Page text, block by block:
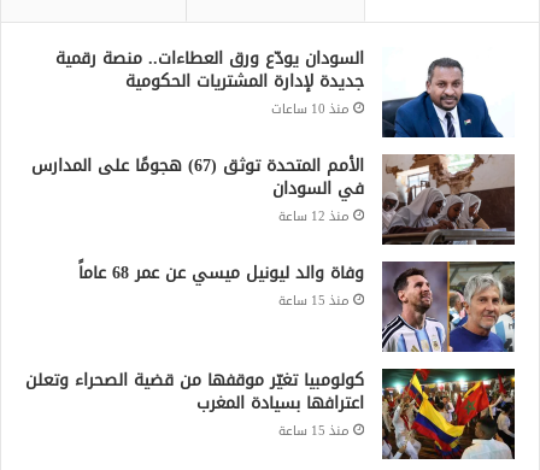
السودان يودّع ورق العطاءات.. منصة رقمية
جديدة لإدارة المشتريات الحكومية
منذ 10 ساعات
الأمم المتحدة توثق (67) هجومًا على المدارس
في السودان
منذ 12 ساعة
وفاة والد ليونيل ميسي عن عمر 68 عاماً
منذ 15 ساعة
كولومبيا تغيّر موقفها من قضية الصحراء وتعلن
اعترافها بسيادة المغرب
منذ 15 ساعة